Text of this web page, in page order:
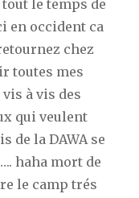
le temps de
en occident ca
chez
toutes mes
à vis des
qui veulent
de la DAWA se
haha mort de
le camp trés